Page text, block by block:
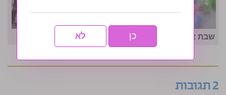
שבת צבאות השם עוצמתית בסניף נוף הגליל
2 תגובות
כן לא